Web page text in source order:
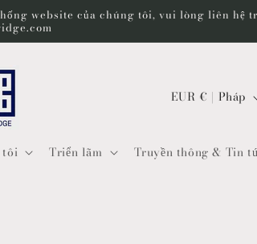
website của chúng tôi, vui lòng liên hệ
tôi Triển lãm Truyền thông & Tin
Q
ố
EUR € | Pháp